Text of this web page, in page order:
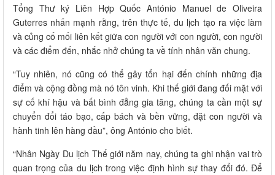
Tổng Thư ký Liên Hợp Quốc António Manuel de Oliveira
Guterres nhấn mạnh rằng, trên thực tế, du lịch tạo ra việc làm
và củng cố mối liên kết giữa con người với con người, con người
và các điểm đến, nhắc nhở chúng ta về tính nhân văn chung.
“Tuy nhiên, nó cũng có thể gây tổn hại đến chính những địa
điểm và cộng đồng mà nó tôn vinh. Khi thế giới đang đối mặt với
sự cố khí hậu và bất bình đẳng gia tăng, chúng ta cần một sự
chuyển đổi táo bạo, cấp bách và bền vững, đặt con người và
hành tinh lên hàng đầu”, ông António cho biết.
“Nhân Ngày Du lịch Thế giới năm nay, chúng ta ghi nhận vai trò
quan trọng của du lịch trong việc định hình sự thay đổi đó. Để